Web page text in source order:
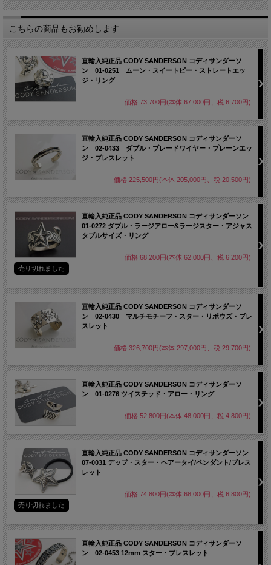
こちらの商品もお勧めします
直輸入純正品 CODY SANDERSON コディサンダーソ
ン 01-0251 ムーン・スイートピー・ストレートエッ
ジ・リング
価格:73,700円(本体 67,000円、税 6,700円)
直輸入純正品 CODY SANDERSON コディサンダーソ
ン 02-0433 ダブル・ブレードワイヤー・プレーンエッ
ジ・ブレスレット
価格:225,500円(本体 205,000円、税 20,500円)
直輸入純正品 CODY SANDERSON コディサンダーソン
01-0272 ダブル・ラージアロー&ラージスター・アジャス
タブルサイズ・リング
価格:68,200円(本体 62,000円、税 6,200円)
売り切れました
直輸入純正品 CODY SANDERSON コディサンダーソ
ン 02-0430 マルチモチーフ・スター・リポウズ・ブレ
スレット
価格:326,700円(本体 297,000円、税 29,700円)
直輸入純正品 CODY SANDERSON コディサンダーソ
ン 01-0276 ツイステッド・アロー・リング
価格:52,800円(本体 48,000円、税 4,800円)
直輸入純正品 CODY SANDERSON コディサンダーソン
07-0031 デップ・スター・ヘアータイ/ペンダント/ブレス
レット
価格:74,800円(本体 68,000円、税 6,800円)
売り切れました
直輸入純正品 CODY SANDERSON コディサンダーソ
ン 02-0453 12mm スター・ブレスレット